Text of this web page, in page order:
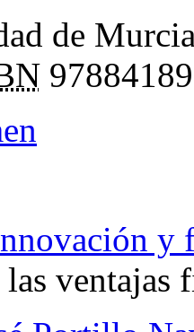
de
y
las ventajas